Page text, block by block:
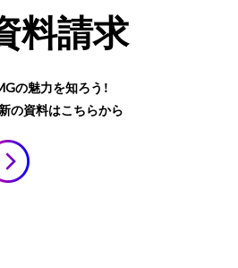
料請求
の魅力を知ろう！
の資料はこちらから